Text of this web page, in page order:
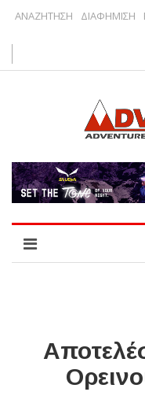
ΑΝΑΖΗΤΗΣΗ ΔΙΑΦΗΜΙΣΗ